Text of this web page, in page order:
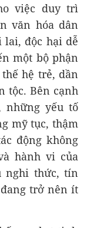
việc duy trì
văn hóa dân
lai, độc hại dễ
một bộ phận
hệ trẻ, dần
tộc. Bên cạnh
những yếu tố
mỹ tục, thậm
động không
hành vi của
nghi thức, tín
trở nên ít